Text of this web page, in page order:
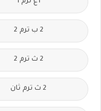
2 ب ترم 2
2 ث ترم 2
2 ث ترم ثان